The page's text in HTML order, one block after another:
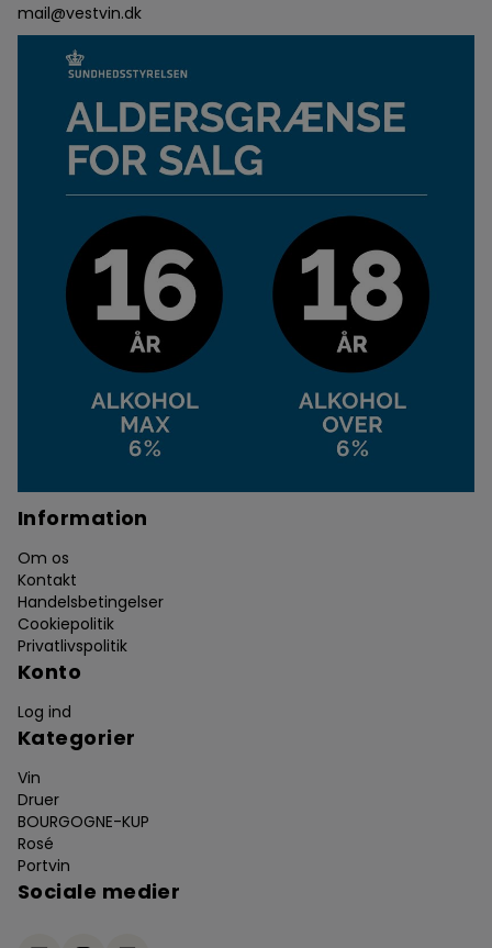
mail@vestvin.dk
Information
Om os
Kontakt
Handelsbetingelser
Cookiepolitik
Privatlivspolitik
Konto
Log ind
Kategorier
Vin
Druer
BOURGOGNE-KUP
Rosé
Portvin
Sociale medier